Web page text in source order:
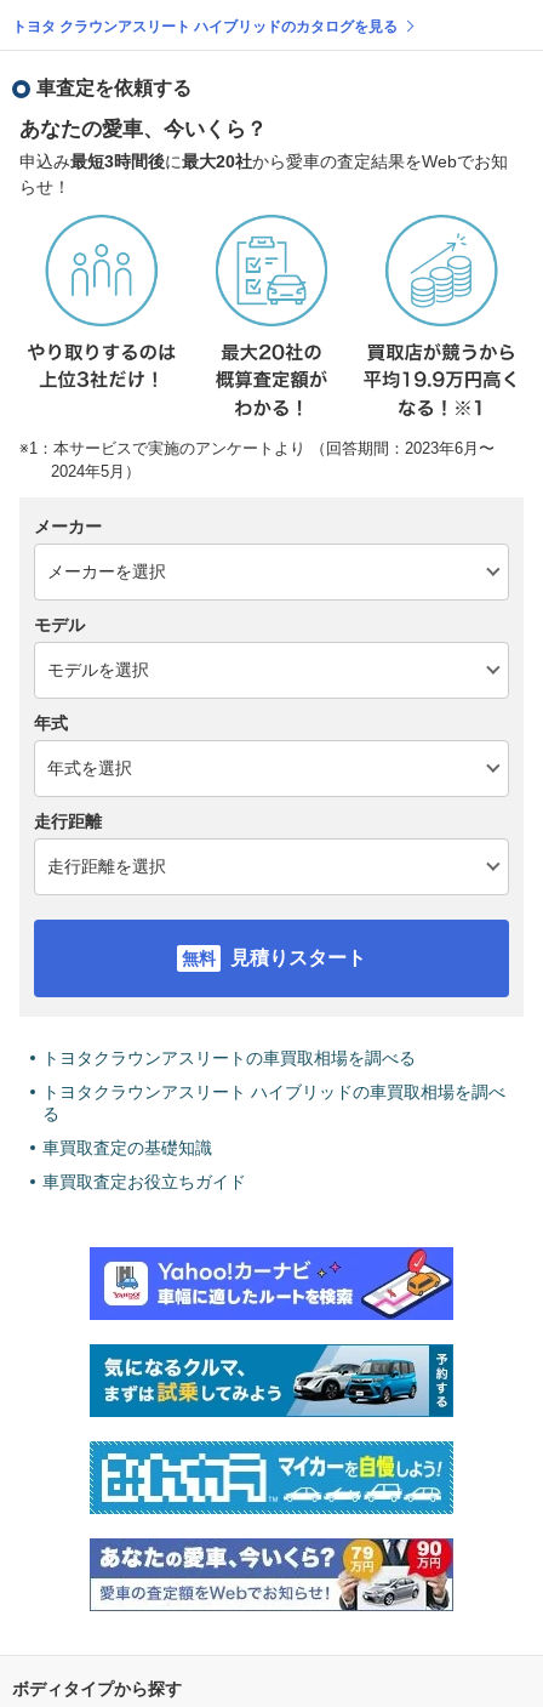
トヨタ クラウンアスリート ハイブリッドのカタログを見る
車査定を依頼する
あなたの愛車、今いくら？
申込み最短3時間後に最大20社から愛車の査定結果をWebでお知
らせ！
※1：本サービスで実施のアンケートより （回答期間：2023年6月〜
2024年5月）
メーカー
モデル
年式
走行距離
見積りスタート
トヨタクラウンアスリートの車買取相場を調べる
トヨタクラウンアスリート ハイブリッドの車買取相場を調べ
る
車買取査定の基礎知識
車買取査定お役立ちガイド
ボディタイプから探す